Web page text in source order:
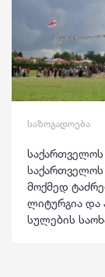
საზოგადოება
საქართველოს
მოქმედ
ლიტურგია და
სულების